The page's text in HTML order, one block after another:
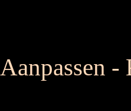
Aanpassen